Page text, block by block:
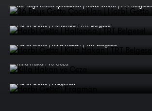
36 Boys Getto Çocukları | Harbi Getto | TRT Belgesel
Harbi Getto | Hollanda | TRT Belgesel
Harbi Getto | Killa Hakan | TRT Belgesel
Killa Hakan ve Ceza
Harbi Getto | Fragman